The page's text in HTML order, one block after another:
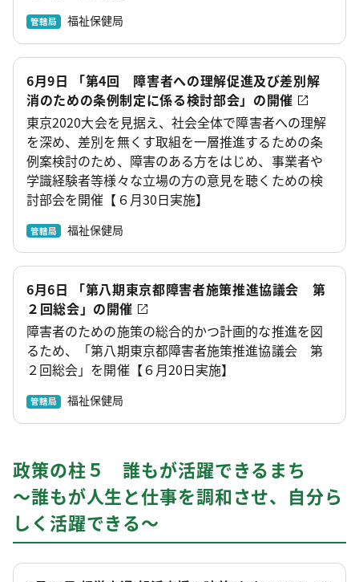
管轄局 福祉保健局
6月9日 「第4回 障害者への理解促進及び差別解
消のための条例制定に係る検討部会」の開催
東京2020大会を見据え、社会全体で障害者への理解
を深め、差別を無くす取組を一層推進するための条
例案検討のため、障害のある方をはじめ、事業者や
学識経験者等様々な立場の方の意見を聴くための検
討部会を開催【６月30日実施】
管轄局 福祉保健局
6月6日 「第八期東京都障害者施策推進協議会 第
２回総会」の開催
障害者のための施策の総合的かつ計画的な推進を図
るため、「第八期東京都障害者施策推進協議会 第
２回総会」を開催【６月20日実施】
管轄局 福祉保健局
政策の柱５ 誰もが活躍できるまち
～誰もが人生と仕事を調和させ、自分ら
しく活躍できる～